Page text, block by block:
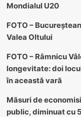
Mondialul U20
FOTO –
Valea Oltului
FOTO – Râmnicu
longevitate: doi
în această vară
Măsuri de
public, diminuat cu